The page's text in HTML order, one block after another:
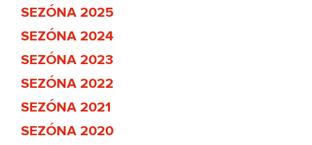
SEZÓNA 2025
SEZÓNA 2024
SEZÓNA 2023
SEZÓNA 2022
SEZÓNA 2021
SEZÓNA 2020